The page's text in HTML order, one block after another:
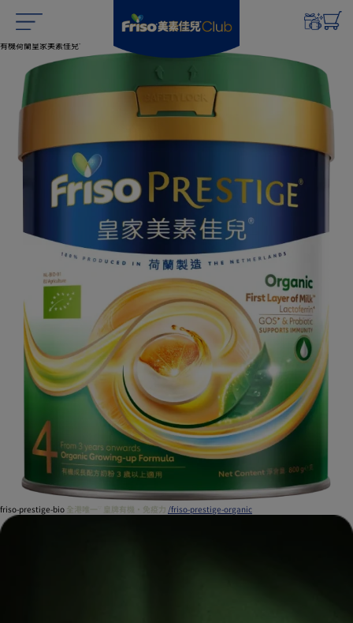
有機荷蘭皇家美素佳兒®
friso-prestige-bio 全港唯一 皇牌有機‧免疫力 /friso-prestige-organic